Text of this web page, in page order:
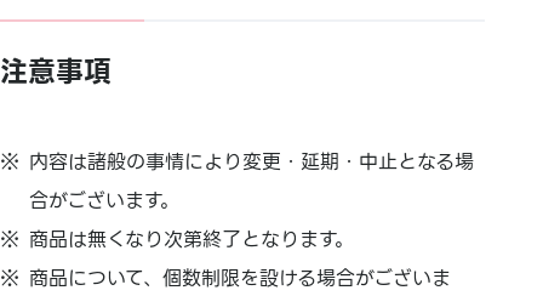
注意事項
内容は諸般の事情により変更・延期・中止となる場
合がございます。
商品は無くなり次第終了となります。
商品について、個数制限を設ける場合がございま